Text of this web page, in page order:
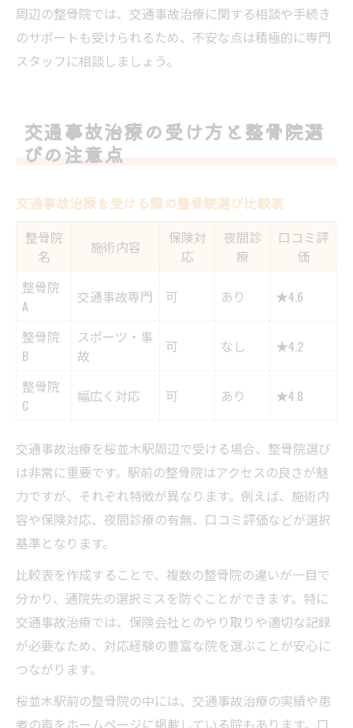
周辺の整骨院では、交通事故治療に関する相談や手続き
のサポートも受けられるため、不安な点は積極的に専門
スタッフに相談しましょう。
交通事故治療の受け方と整骨院選
びの注意点
交通事故治療を受ける際の整骨院選び比較表
整骨院
名
施術内容
保険対
応
夜間診
療
口コミ評
価
整骨院
A
交通事故専門 可 あり ★4.6
整骨院
B
スポーツ・事
故
可 なし ★4.2
整骨院
C
幅広く対応 可 あり ★4.8
交通事故治療を桜並木駅周辺で受ける場合、整骨院選び
は非常に重要です。駅前の整骨院はアクセスの良さが魅
力ですが、それぞれ特徴が異なります。例えば、施術内
容や保険対応、夜間診療の有無、口コミ評価などが選択
基準となります。
比較表を作成することで、複数の整骨院の違いが一目で
分かり、通院先の選択ミスを防ぐことができます。特に
交通事故治療では、保険会社とのやり取りや適切な記録
が必要なため、対応経験の豊富な院を選ぶことが安心に
つながります。
桜並木駅前の整骨院の中には、交通事故治療の実績や患
者の声をホームページに掲載している院もあります。口